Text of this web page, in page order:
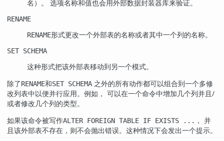
名）。 选项名称和值也会用外部数据封装器库来验证。
RENAME
RENAME形式更改一个外部表的名称或者其中一个列的名称。
SET SCHEMA
这种形式把该外部表移动到另一个模式。
除了RENAME和SET SCHEMA 之外的所有动作都可以组合到一个多修
改列表中以便并行应用。例如， 可以在一个命令中增加几个列并且/
或者修改几个列的类型。
如果该命令被写作ALTER FOREIGN TABLE IF EXISTS ... ， 并
且该外部表不存在，则不会抛出错误。这种情况下会发出一个提示。